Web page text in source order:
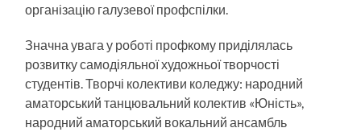
організацію галузевої профспілки.
Значна увага у роботі профкому приділялась
розвитку самодіяльної художньої творчості
студентів. Творчі колективи коледжу: народний
аматорський танцювальний колектив «Юність»,
народний аматорський вокальний ансамбль